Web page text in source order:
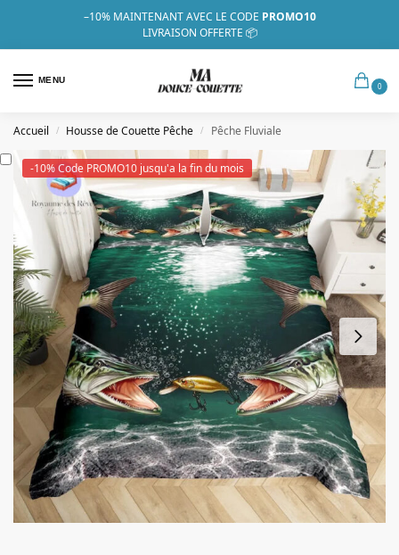
–10% MAINTENANT AVEC LE CODE PROMO10
LIVRAISON OFFERTE 📦
MENU
0
Accueil / Housse de Couette Pêche / Pêche Fluviale
-10% Code PROMO10 jusqu'a la fin du mois